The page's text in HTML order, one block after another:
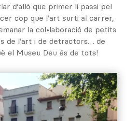
d’allò que primer li passi pel
cop que l’art surti al carrer,
la col•laboració de petits
de l’art i de detractors… de
el Museu Deu és de tots!